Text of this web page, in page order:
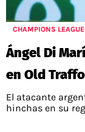
CHAMPIONS LEAGUE
Ángel Di
en Old
El atacante
hinchas en su